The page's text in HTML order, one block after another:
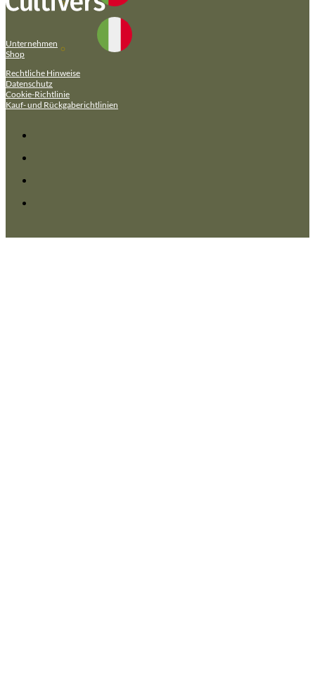
Unternehmen
Shop
Rechtliche Hinweise
Datenschutz
Cookie-Richtlinie
Kauf- und Rückgaberichtlinien